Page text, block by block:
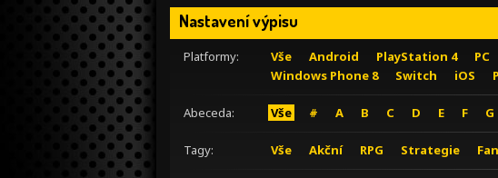
Nastavení výpisu
Platformy: Vše Android PlayStation 4 PC
Windows Phone 8
Switch iOS
Abeceda: Vše # A B C D E F G
Tagy: Vše Akční RPG Strategie